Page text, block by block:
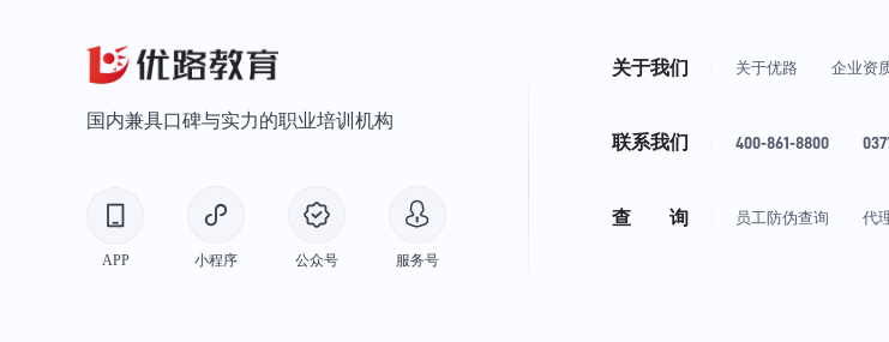
国内兼具口碑与实力的职业培训机构
APP 小程序 公众号 服务号
关于我们 关于优路 企业资
联系我们 400-861-8800
查 询 员工防伪查询 代